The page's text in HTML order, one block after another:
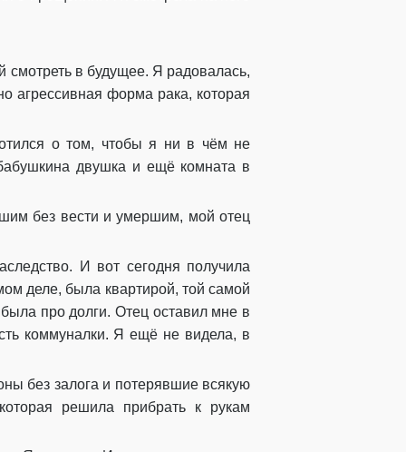
в будущее. Я радовалась,
агрессивная форма рака, которая
о том, чтобы я ни в чём не
двушка и ещё комната в
без вести и умершим, мой отец
И вот сегодня получила
деле, была квартирой, той самой
про долги. Отец оставил мне в
коммуналки. Я ещё не видела, в
без залога и потерявшие всякую
решила прибрать к рукам